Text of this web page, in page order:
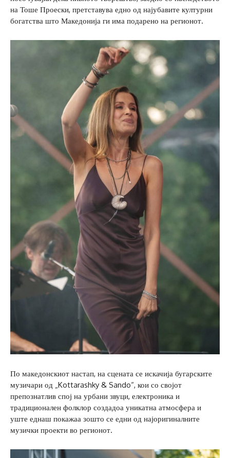
на Тоше Проески, претставува едно од најубавите културни
богатства што Македонија ги има подарено на регионот.
По македонскиот настап, на сцената се искачија бугарските
музичари од „Kottarashky & Sando“, кои со својот
препознатлив спој на урбани звуци, електроника и
традиционален фолклор создадоа уникатна атмосфера и
уште еднаш покажаа зошто се едни од најоригиналните
музички проекти во регионот.